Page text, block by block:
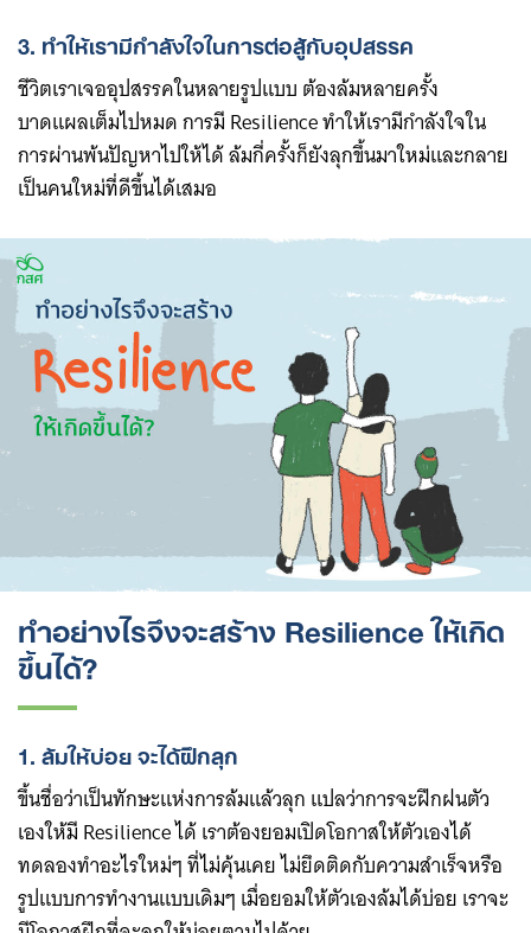
3. ทำให้เรามีกำลังใจในการต่อสู้กับอุปสรรค
ชีวิตเราเจออุปสรรคในหลายรูปแบบ ต้องล้มหลายครั้ง
บาดแผลเต็มไปหมด การมี Resilience ทำให้เรามีกำลังใจใน
การผ่านพ้นปัญหาไปให้ได้ ล้มกี่ครั้งก็ยังลุกขึ้นมาใหม่และกลาย
เป็นคนใหม่ที่ดีขึ้นได้เสมอ
ทำอย่างไรจึงจะสร้าง Resilience ให้เกิด
ขึ้นได้?
1. ล้มให้บ่อย จะได้ฝึกลุก
ขึ้นชื่อว่าเป็นทักษะแห่งการล้มแล้วลุก แปลว่าการจะฝึกฝนตัว
เองให้มี Resilience ได้ เราต้องยอมเปิดโอกาสให้ตัวเองได้
ทดลองทำอะไรใหม่ๆ ที่ไม่คุ้นเคย ไม่ยึดติดกับความสำเร็จหรือ
รูปแบบการทำงานแบบเดิมๆ เมื่อยอมให้ตัวเองล้มได้บ่อย เราจะ